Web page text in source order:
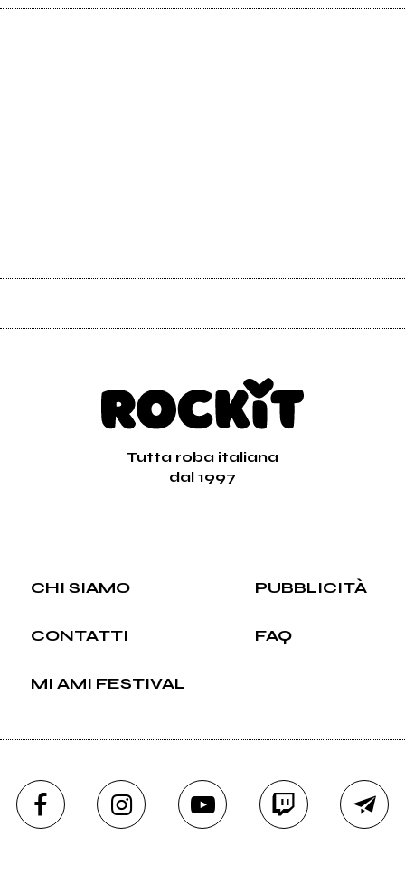
Tutta roba italiana
dal 1997
CHI SIAMO PUBBLICITÀ
CONTATTI FAQ
MI AMI FESTIVAL